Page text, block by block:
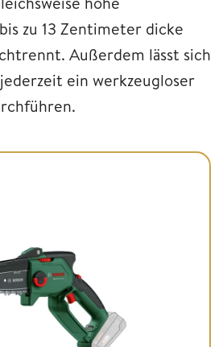
zu 13 Zentimeter dicke
Außerdem lässt sich
ein werkzeugloser